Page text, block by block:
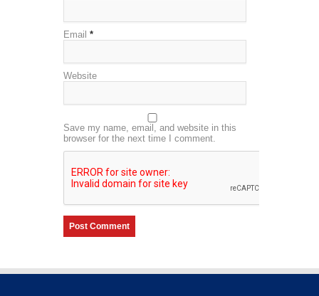
Email *
Website
Save my name, email, and website in this
browser for the next time I comment.